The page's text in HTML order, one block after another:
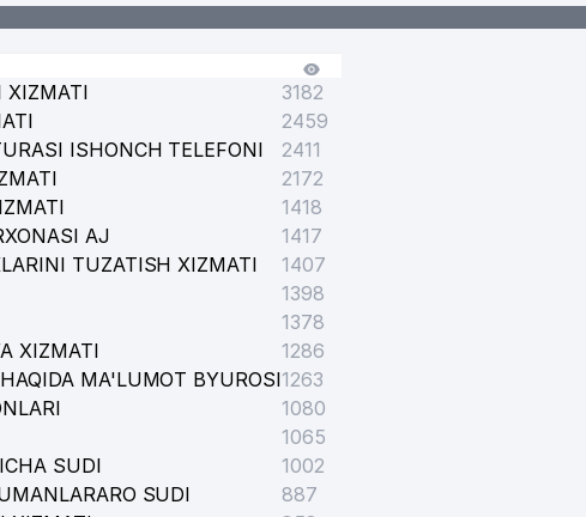
XIZMATI
3182
2459
ISHONCH TELEFONI
2411
2172
1418
AJ
1417
TUZATISH XIZMATI
1407
1398
1378
XIZMATI
1286
MA'LUMOT BYUROSI1263
1080
1065
SUDI
1002
SUDI
887